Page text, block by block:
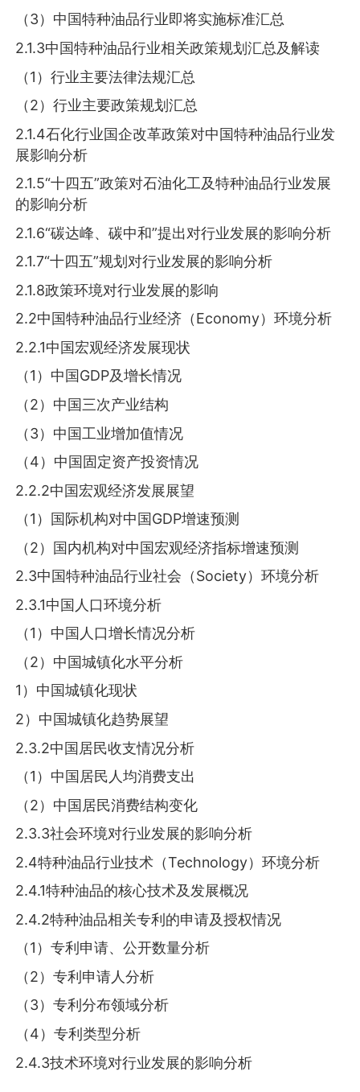
（3）中国特种油品行业即将实施标准汇总
2.1.3中国特种油品行业相关政策规划汇总及解读
（1）行业主要法律法规汇总
（2）行业主要政策规划汇总
2.1.4石化行业国企改革政策对中国特种油品行业发
展影响分析
2.1.5“十四五”政策对石油化工及特种油品行业发展
的影响分析
2.1.6“碳达峰、碳中和”提出对行业发展的影响分析
2.1.7“十四五”规划对行业发展的影响分析
2.1.8政策环境对行业发展的影响
2.2中国特种油品行业经济（Economy）环境分析
2.2.1中国宏观经济发展现状
（1）中国GDP及增长情况
（2）中国三次产业结构
（3）中国工业增加值情况
（4）中国固定资产投资情况
2.2.2中国宏观经济发展展望
（1）国际机构对中国GDP增速预测
（2）国内机构对中国宏观经济指标增速预测
2.3中国特种油品行业社会（Society）环境分析
2.3.1中国人口环境分析
（1）中国人口增长情况分析
（2）中国城镇化水平分析
1）中国城镇化现状
2）中国城镇化趋势展望
2.3.2中国居民收支情况分析
（1）中国居民人均消费支出
（2）中国居民消费结构变化
2.3.3社会环境对行业发展的影响分析
2.4特种油品行业技术（Technology）环境分析
2.4.1特种油品的核心技术及发展概况
2.4.2特种油品相关专利的申请及授权情况
（1）专利申请、公开数量分析
（2）专利申请人分析
（3）专利分布领域分析
（4）专利类型分析
2.4.3技术环境对行业发展的影响分析